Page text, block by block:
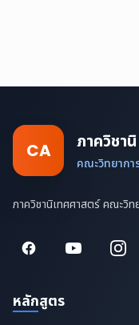
CA ภาควิชา
คณะวิทยากา
ภาควิชานิเทศศาสตร์ คณะวิท
หลักสูตร